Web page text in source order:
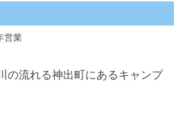
営業
の流れる神出町にあるキャンプ